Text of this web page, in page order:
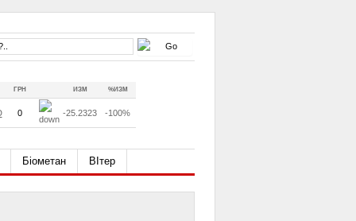
ГРН ИЗМ %ИЗМ
0 -25.2323 -100%
Біометан ВІтер